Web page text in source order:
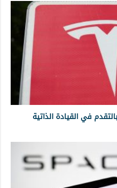
في القيادة الذاتية